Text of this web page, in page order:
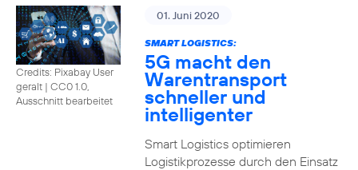
Credits: Pixabay User
geralt | CC0 1.0,
Ausschnitt bearbeitet
01. Juni 2020
SMART LOGISTICS:
5G macht den
Warentransport
schneller und
intelligenter
Smart Logistics optimieren
Logistikprozesse durch den Einsatz